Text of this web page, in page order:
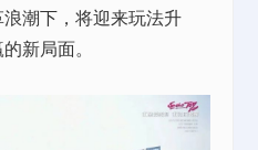
潮下，将迎来玩法升
新局面。